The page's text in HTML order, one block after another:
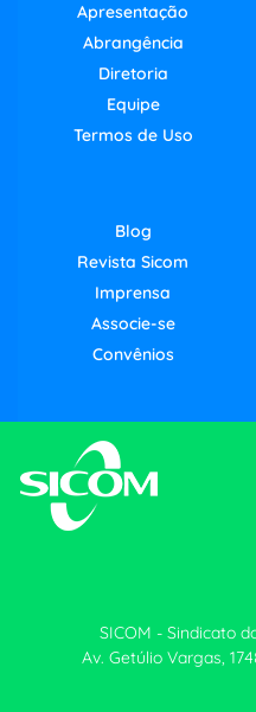
Apresentação
Abrangência
Diretoria
Equipe
Termos de Uso
Blog
Revista Sicom
Imprensa
Associe-se
Convênios
SICOM - Sindicato
Av. Getúlio Vargas,